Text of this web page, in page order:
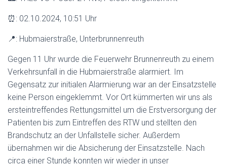
⏰: 02.10.2024, 10:51 Uhr
📍: Hubmaierstraße, Unterbrunnenreuth
Gegen 11 Uhr wurde die Feuerwehr Brunnenreuth zu einem
Verkehrsunfall in die Hubmaierstraße alarmiert. Im
Gegensatz zur initialen Alarmierung war an der Einsatzstelle
keine Person eingeklemmt. Vor Ort kümmerten wir uns als
ersteintreffendes Rettungsmittel um die Erstversorgung der
Patienten bis zum Eintreffen des RTW und stellten den
Brandschutz an der Unfallstelle sicher. Außerdem
übernahmen wir die Absicherung der Einsatzstelle. Nach
circa einer Stunde konnten wir wieder in unser